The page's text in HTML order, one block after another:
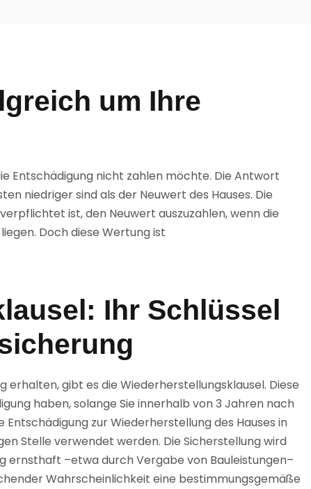
um Ihre
Entschädigung nicht zahlen möchte. Die Antwort
niedriger sind als der Neuwert des Hauses. Die
ist, den Neuwert auszuzahlen, wenn die
Doch diese Wertung ist
Ihr Schlüssel
erhalten, gibt es die Wiederherstellungsklausel. Diese
haben, solange Sie innerhalb von 3 Jahren nach
zur Wiederherstellung des Hauses in
Stelle verwendet werden. Die Sicherstellung wird
ernsthaft –etwa durch Vergabe von Bauleistungen–
Wahrscheinlichkeit eine bestimmungsgemäße